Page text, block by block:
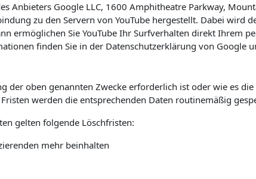
Google LLC, 1600 Amphitheatre Parkway,
zu den Servern von YouTube hergestellt. Dabei wird
ermöglichen Sie YouTube Ihr Surfverhalten direkt Ihrem
finden Sie in der Datenschutzerklärung von Google
oben genannten Zwecke erforderlich ist oder wie es
werden die entsprechenden Daten routinemäßig
gelten folgende Löschfristen:
mehr beinhalten